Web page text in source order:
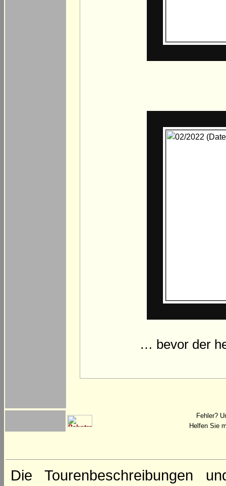
… bevor der
Fehler?
Helfen Sie
Die Tourenbeschreibungen